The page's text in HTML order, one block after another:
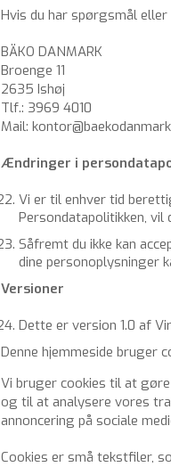
Hvis du har spørgs­mål
BÄKO DANMARK
Broenge 11
2635 Ishøj
Tlf.: 3969 4010
Mail:
Æn­drin­ger i
Vi er til en­hver tid
Per­son­da­ta­po­li­tik­ken,
Så­fremt du ikke kan
dine per­so­nop­lys­nin­ger
Ver­sio­ner
Dette er ver­sion 1.0 af
Denne hjemmeside bruger
Vi bruger cookies til at
og til at analysere vores
annoncering på sociale
Cookies er små tekstfiler,